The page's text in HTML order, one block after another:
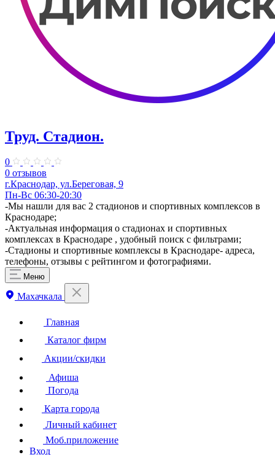
Труд. Стадион.
0
0 отзывов
г.Краснодар, ул.Береговая, 9
Пн-Вс 06:30-20:30
-Мы нашли для вас 2 стадионов и спортивных комплексов в
Краснодаре;
-Актуальная информация о стадионах и спортивных
комплексах в Краснодаре , удобный поиск с фильтрами;
-Стадионы и спортивные комплексы в Краснодаре- адреса,
телефоны, отзывы с рейтингом и фотографиями.
Меню
Махачкала
Главная
Каталог фирм
Акции/скидки
Афиша
Погода
Карта города
Личный кабинет
Моб.приложение
Вход